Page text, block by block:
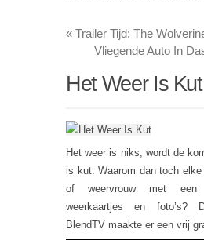
« Trailer Tijd: The
Vliegende Auto In
Het Weer Is Kut
Het weer is niks, wordt de
is kut. Waarom dan toch elke
of weervrouw met een
weerkaartjes en foto’s?
BlendTV maakte er een vrij